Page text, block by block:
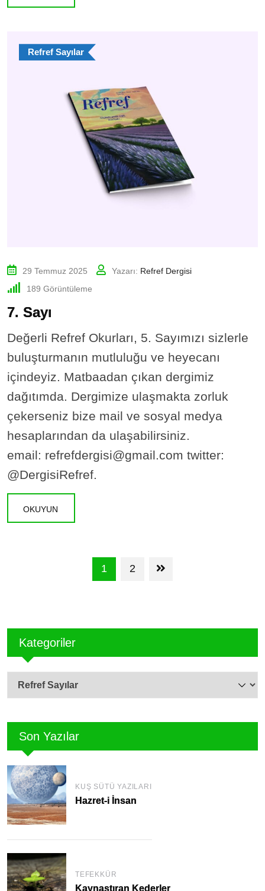
Kategoriler
Son Yazılar
KUŞ SÜTÜ YAZILARI
Hazret-i İnsan
TEFEKKÜR
Kaynaştıran Kederler
Refref Sayılar
29 Temmuz 2025 Yazarı: Refref Dergisi
189 Görüntüleme
7. Sayı
Değerli Refref Okurları, 5. Sayımızı sizlerle
buluşturmanın mutluluğu ve heyecanı
içindeyiz. Matbaadan çıkan dergimiz
dağıtımda. Dergimize ulaşmakta zorluk
çekerseniz bize mail ve sosyal medya
hesaplarından da ulaşabilirsiniz.
email: refrefdergisi@gmail.com twitter:
@DergisiRefref.
OKUYUN
1 2